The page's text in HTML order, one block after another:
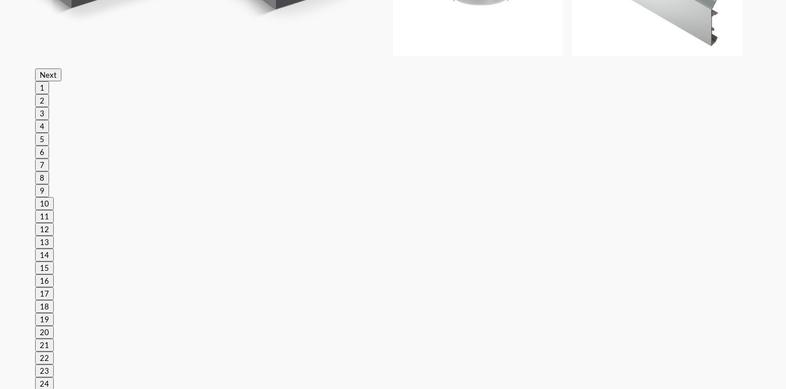
Next
1
2
3
4
5
6
7
8
9
10
11
12
13
14
15
16
17
18
19
20
21
22
23
24